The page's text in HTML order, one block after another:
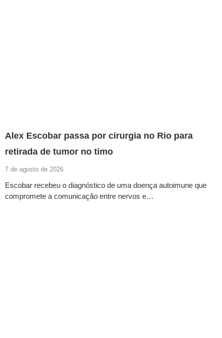
Alex Escobar passa por cirurgia no Rio para
retirada de tumor no timo
7 de agosto de 2026
Escobar recebeu o diagnóstico de uma doença autoimune que
compromete a comunicação entre nervos e…